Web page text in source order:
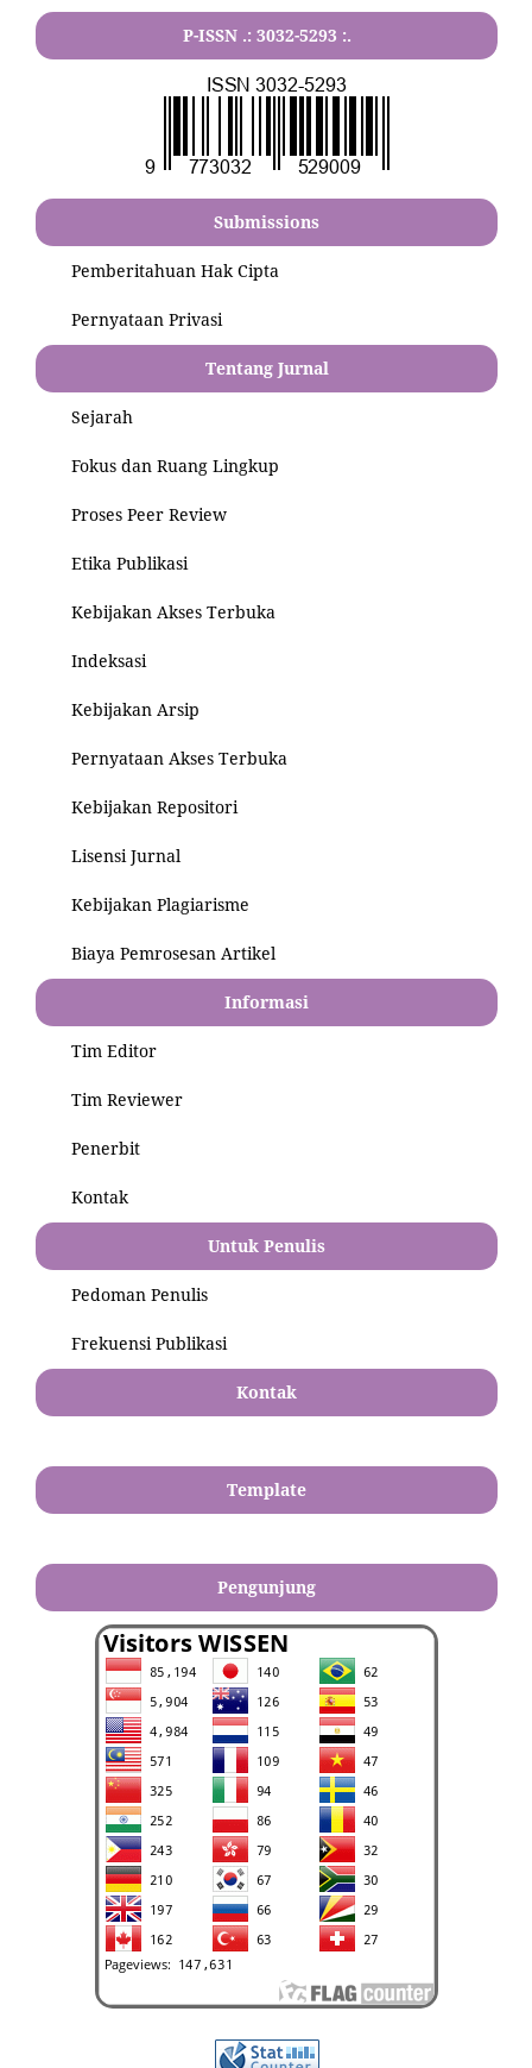
P-ISSN .: 3032-5293 :.
Submissions
Pemberitahuan Hak Cipta
Pernyataan Privasi
Tentang Jurnal
Sejarah
Fokus dan Ruang Lingkup
Proses Peer Review
Etika Publikasi
Kebijakan Akses Terbuka
Indeksasi
Kebijakan Arsip
Pernyataan Akses Terbuka
Kebijakan Repositori
Lisensi Jurnal
Kebijakan Plagiarisme
Biaya Pemrosesan Artikel
Informasi
Tim Editor
Tim Reviewer
Penerbit
Kontak
Untuk Penulis
Pedoman Penulis
Frekuensi Publikasi
Kontak
Template
Pengunjung